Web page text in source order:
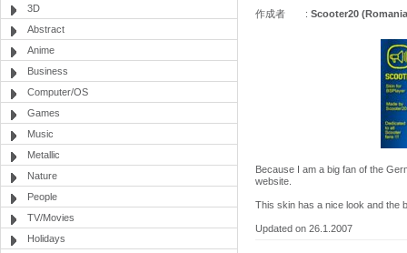
3D
Abstract
Anime
Business
Computer/OS
Games
Music
Metallic
Nature
People
TV/Movies
Holidays
作成者 : Scooter20
Because I am a big fan of the
website.
This skin has a nice look and the
Updated on 26.1.2007